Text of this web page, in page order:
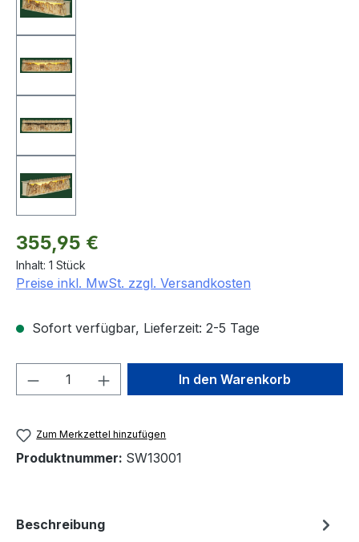
Regulärer Preis:
355,95 €
Inhalt: 1 Stück
Preise inkl. MwSt. zzgl. Versandkosten
Sofort verfügbar, Lieferzeit: 2-5 Tage
Produkt Anzahl: Gib denIn den Warenkorb
Zum Merkzettel hinzufügen
Produktnummer: SW13001
Beschreibung